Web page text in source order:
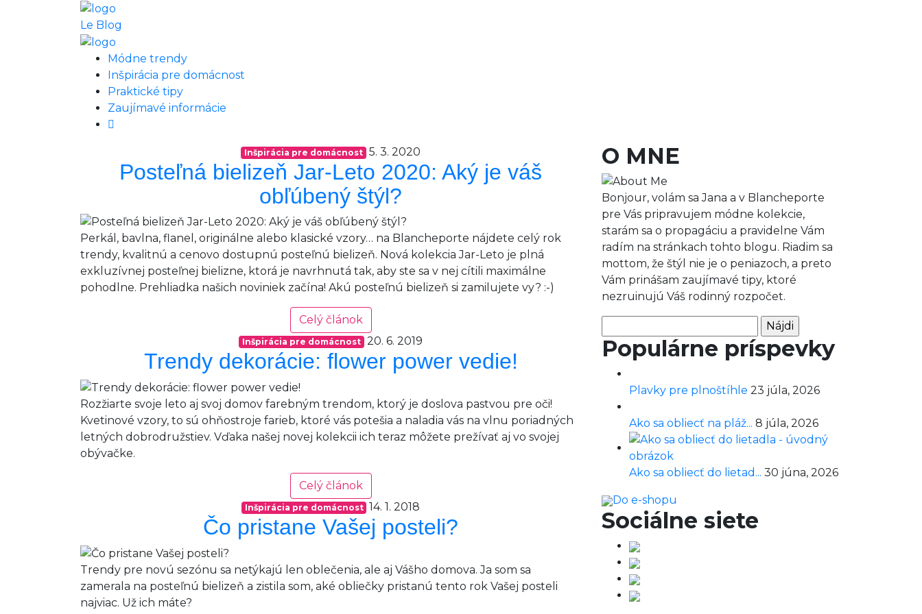
Le Blog
Módne trendy
Inšpirácia pre domácnost
Praktické tipy
Zaujímavé informácie
Inšpirácia pre domácnost 5. 3. 2020
Posteľná bielizeň Jar-Leto 2020: Aký je váš
obľúbený štýl?
Perkál, bavlna, flanel, originálne alebo klasické vzory… na Blancheporte nájdete celý rok
trendy, kvalitnú a cenovo dostupnú posteľnú bielizeň. Nová kolekcia Jar-Leto je plná
exkluzívnej posteľnej bielizne, ktorá je navrhnutá tak, aby ste sa v nej cítili maximálne
pohodlne. Prehliadka našich noviniek začína! Akú posteľnú bielizeň si zamilujete vy? :-)
Celý článok
Inšpirácia pre domácnost 20. 6. 2019
Trendy dekorácie: flower power vedie!
Rozžiarte svoje leto aj svoj domov farebným trendom, ktorý je doslova pastvou pre oči!
Kvetinové vzory, to sú ohňostroje farieb, ktoré vás potešia a naladia vás na vlnu poriadných
letných dobrodružstiev. Vďaka našej novej kolekcii ich teraz môžete prežívať aj vo svojej
obývačke.
Celý článok
Inšpirácia pre domácnost 14. 1. 2018
Čo pristane Vašej posteli?
Trendy pre novú sezónu sa netýkajú len oblečenia, ale aj Vášho domova. Ja som sa
zamerala na posteľnú bielizeň a zistila som, aké obliečky pristanú tento rok Vašej posteli
najviac. Už ich máte?
O MNE
Bonjour, volám sa Jana a v Blancheporte
pre Vás pripravujem módne kolekcie,
starám sa o propagáciu a pravidelne Vám
radím na stránkach tohto blogu. Riadim sa
mottom, že štýl nie je o peniazoch, a preto
Vám prinášam zaujímavé tipy, ktoré
nezruinujú Váš rodinný rozpočet.
Populárne príspevky
Plavky pre plnoštíhle 23 júla, 2026
Ako sa obliecť na pláž... 8 júla, 2026
Ako sa obliecť do lietad... 30 júna, 2026
Do e-shopu
Sociálne siete